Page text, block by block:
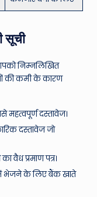
सूची
निम्नलिखित
की कमी के कारण
महत्वपूर्ण दस्तावेज।
दस्तावेज जो
वैध प्रमाण पत्र।
भेजने के लिए बैंक खाते